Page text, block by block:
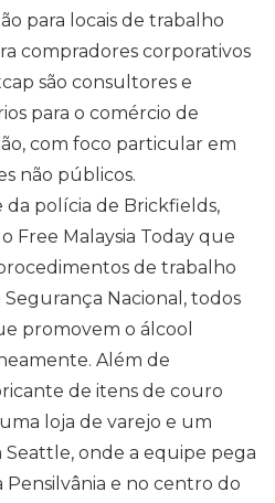
para locais de trabalho
compradores corporativos
são consultores e
para o comércio de
com foco particular em
não públicos.
polícia de Brickfields,
Free Malaysia Today que
de trabalho
Nacional, todos
promovem o álcool
Além de
de itens de couro
loja de varejo e um
onde a equipe pega
e no centro do